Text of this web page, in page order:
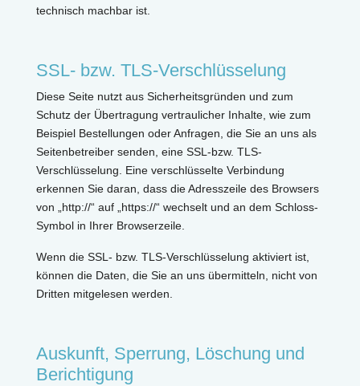
technisch machbar ist.
SSL- bzw. TLS-Verschlüsselung
Diese Seite nutzt aus Sicherheitsgründen und zum
Schutz der Übertragung vertraulicher Inhalte, wie zum
Beispiel Bestellungen oder Anfragen, die Sie an uns als
Seitenbetreiber senden, eine SSL-bzw. TLS-
Verschlüsselung. Eine verschlüsselte Verbindung
erkennen Sie daran, dass die Adresszeile des Browsers
von „http://“ auf „https://“ wechselt und an dem Schloss-
Symbol in Ihrer Browserzeile.
Wenn die SSL- bzw. TLS-Verschlüsselung aktiviert ist,
können die Daten, die Sie an uns übermitteln, nicht von
Dritten mitgelesen werden.
Auskunft, Sperrung, Löschung und
Berichtigung